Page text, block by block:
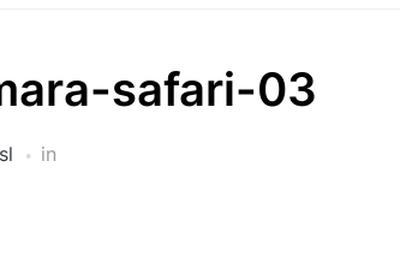
safari-03
in